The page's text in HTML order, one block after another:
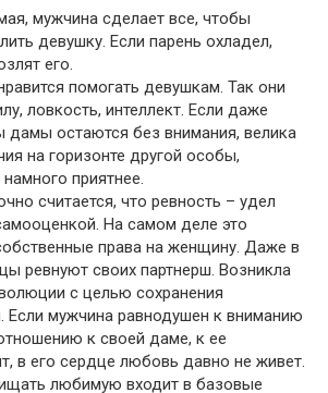
мужчина сделает все, чтобы
девушку. Если парень охладел,
его.
помогать девушкам. Так они
ловкость, интеллект. Если даже
дамы остаются без внимания, велика
на горизонте другой особы,
приятнее.
считается, что ревность – удел
На самом деле это
права на женщину. Даже в
ревнуют своих партнерш. Возникла
с целью сохранения
Если мужчина равнодушен к вниманию
к своей даме, к ее
в его сердце любовь давно не живет.
любимую входит в базовые